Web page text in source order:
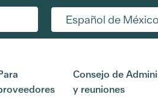
Español de México
Consejo de
y reuniones